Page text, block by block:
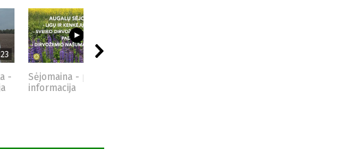
-
09:44
Sėjomaina - praktinė
informacija